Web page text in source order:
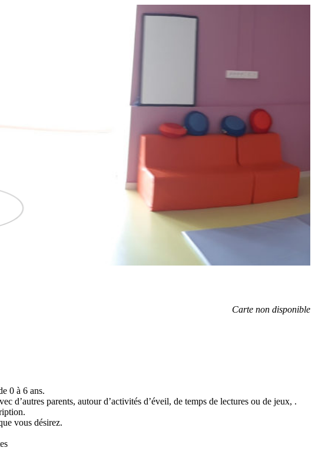
Carte non disponible
0 à 6 ans.
d’autres parents, autour d’activités d’éveil, de temps de lectures ou de jeux, .
vous désirez.